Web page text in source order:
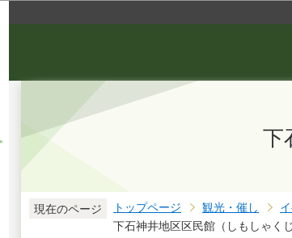
下
現在のページ トップページ 観光・催し
下石神井地区区民館（しもしゃくじ